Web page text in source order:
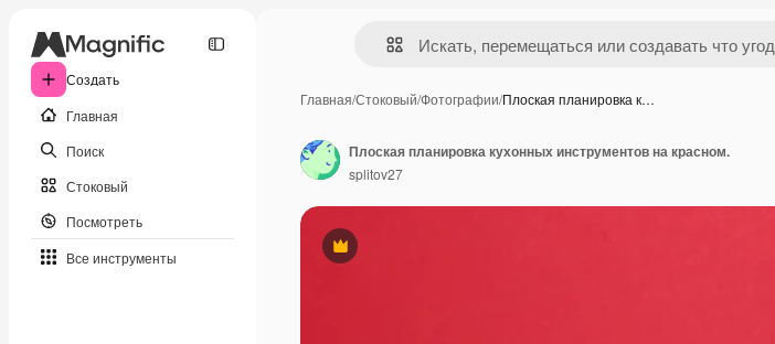
Создать
Главная
Поиск
Стоковый
Посмотреть
Все инструменты
Главная/Стоковый/Фотографии/Плоская планировка к…
Премиум
Плоская планировка кухонных инструментов на красном.
splitov27